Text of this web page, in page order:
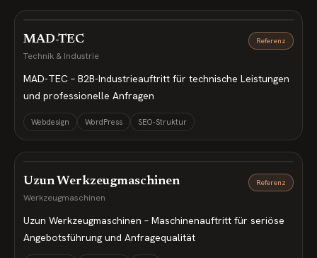
MAD-TEC
Technik & Industrie
Referenz
MAD-TEC – B2B-Industrieauftritt für technische Leistungen
und professionelle Anfragen
Webdesign WordPress SEO-Struktur
Uzun Werkzeugmaschinen
Werkzeugmaschinen
Referenz
Uzun Werkzeugmaschinen – Maschinenauftritt für seriöse
Angebotsführung und Anfragequalität